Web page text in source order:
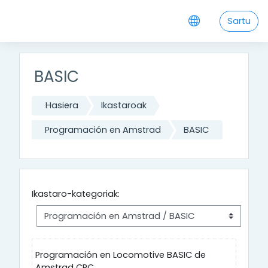
Sartu
BASIC
Hasiera Ikastaroak
Programación en Amstrad BASIC
Ikastaro-kategoriak:
Programación en Locomotive BASIC de